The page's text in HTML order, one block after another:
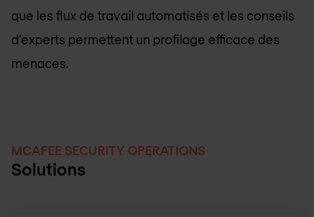
que les flux de travail automatisés et les conseils
d'experts permettent un profilage efficace des
menaces.
MCAFEE SECURITY OPERATIONS
Solutions